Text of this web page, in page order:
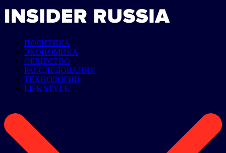
ПОЛИТИКА
ЭКОНОМИКА
ОБЩЕСТВО
РАССЛЕДОВАНИЯ
ТЕХНОЛОГИИ
LIFE STYLE